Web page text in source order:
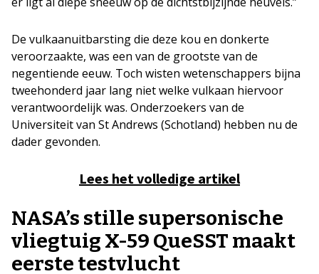
De vulkaanuitbarsting die deze kou en donkerte
veroorzaakte, was een van de grootste van de
negentiende eeuw. Toch wisten wetenschappers bijna
tweehonderd jaar lang niet welke vulkaan hiervoor
verantwoordelijk was. Onderzoekers van de
Universiteit van St Andrews (Schotland) hebben nu de
dader gevonden.
Lees het volledige artikel
NASA’s stille supersonische
vliegtuig X-59 QueSST maakt
eerste testvlucht